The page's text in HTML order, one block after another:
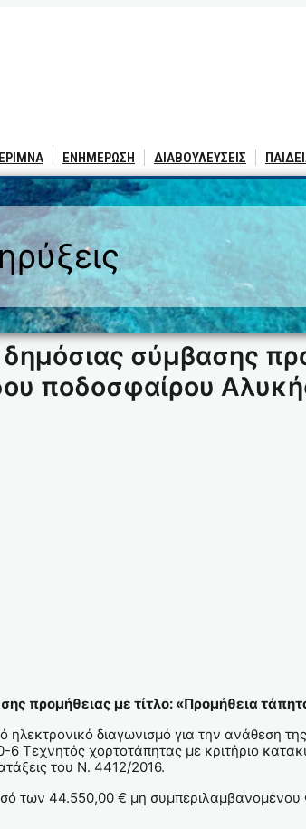
ΕΝΗΜΕΡΩΣΗ ΔΙΑΒΟΥΛΕΥΣΕΙΣ
σύμβασης
ποδοσφαίρου
προμήθειας με τίτλο: «Προμήθεια
διαγωνισμό για την ανάθεση
6 Τεχνητός χορτοτάπητας με κριτήριο
του Ν. 4412/2016.
των 44.550,00 € μη